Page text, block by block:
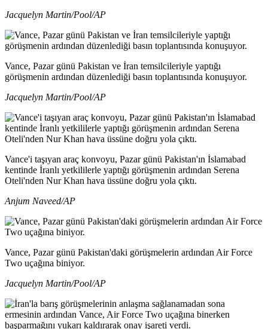
Jacquelyn Martin/Pool/AP
Vance, Pazar günü Pakistan ve İran temsilcileriyle yaptığı
görüşmenin ardından düzenlediği basın toplantısında konuşuyor.
Jacquelyn Martin/Pool/AP
Vance'i taşıyan araç konvoyu, Pazar günü Pakistan'ın İslamabad
kentinde İranlı yetkililerle yaptığı görüşmenin ardından Serena
Oteli'nden Nur Khan hava üssüne doğru yola çıktı.
Anjum Naveed/AP
Vance, Pazar günü Pakistan'daki görüşmelerin ardından Air Force
Two uçağına biniyor.
Jacquelyn Martin/Pool/AP